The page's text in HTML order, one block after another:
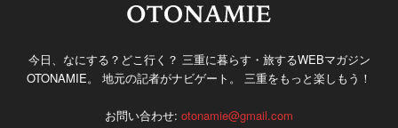
今日、なにする？どこ行く？ 三重に暮らす・旅するWEBマガジン
OTONAMIE。 地元の記者がナビゲート。 三重をもっと楽しもう！
お問い合わせ: otonamie@gmail.com